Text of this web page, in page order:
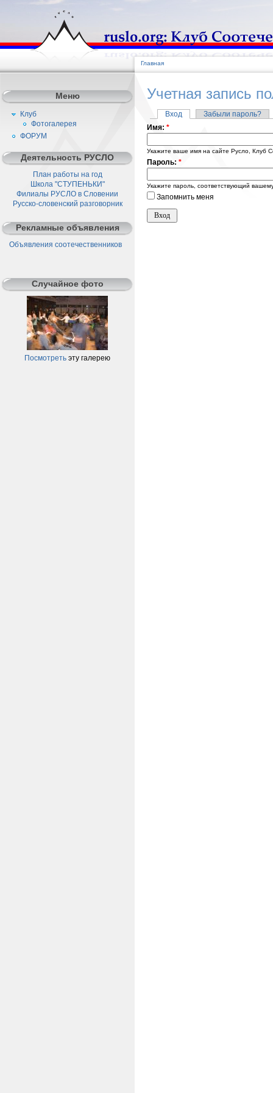
Главная
Учетная запись
Вход
Забыли пароль?
Имя: *
Укажите ваше имя на сайте Русло, Клуб
Пароль: *
Укажите пароль, соответствующий
Запомнить меня
Меню
Клуб
Фотогалерея
ФОРУМ
Деятельность РУСЛО
План работы на год
Школа "СТУПЕНЬКИ"
Филиалы РУСЛО в Словении
Русско-словенский разговорник
Рекламные объявления
Объявления соотечественников
Случайное фото
Посмотреть эту галерею